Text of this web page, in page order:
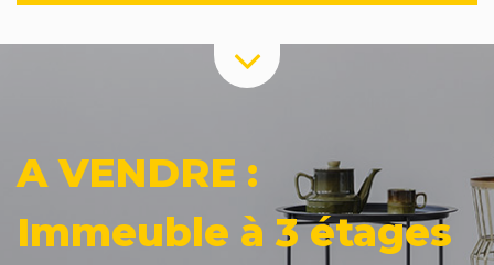
A VENDRE :
Immeuble à 3 étages